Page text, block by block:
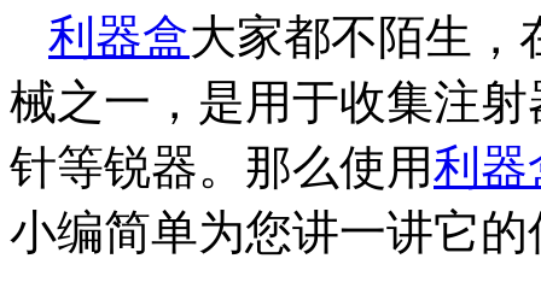
利器盒大家都不陌生，
械之一，是用于收集注
针等锐器。那么使用利器
小编简单为您讲一讲它